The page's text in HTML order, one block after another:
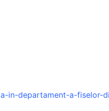
in-departament-a-fiselor-